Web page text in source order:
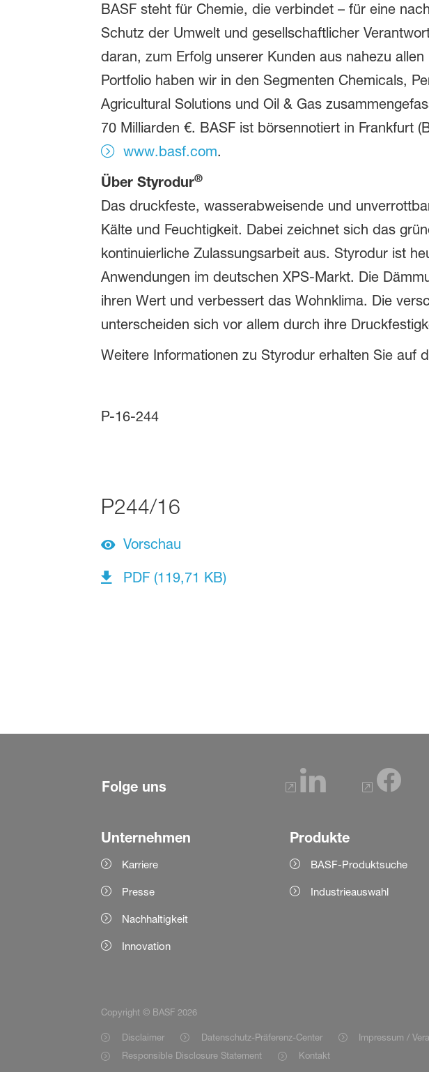
BASF steht für Chemie, die verbindet – für eine
Schutz der Umwelt und gesellschaftlicher
daran, zum Erfolg unserer Kunden aus nahezu
Portfolio haben wir in den Segmenten Chemicals,
Agricultural Solutions und Oil & Gas
70 Milliarden €. BASF ist börsennotiert in Frankfurt
www.basf.com.
Über Styrodur®
Das druckfeste, wasserabweisende und
Kälte und Feuchtigkeit. Dabei zeichnet sich das
kontinuierliche Zulassungsarbeit aus. Styrodur ist
Anwendungen im deutschen XPS-Markt. Die
ihren Wert und verbessert das Wohnklima. Die
unterscheiden sich vor allem durch ihre
Weitere Informationen zu Styrodur erhalten Sie auf
P-16-244
P244/16
Vorschau
PDF (119,71 KB)
Folge uns
Unternehmen
Karriere
Presse
Nachhaltigkeit
Innovation
Produkte
BASF-Produktsuche
Industrieauswahl
Copyright © BASF 2026
Disclaimer Datenschutz-Präferenz-Center Impressum /
Responsible Disclosure Statement
Kontakt